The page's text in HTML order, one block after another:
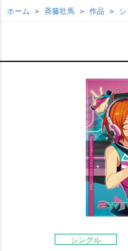
ホーム 斉藤壮馬 作品
シングル